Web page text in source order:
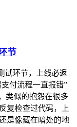
节
试环节，上线必返
付流程一直报错”
类似的抱怨在很多
复检查过代码，上
是像藏在暗处的地